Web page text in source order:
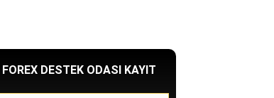
DESTEK ODASI KAYIT